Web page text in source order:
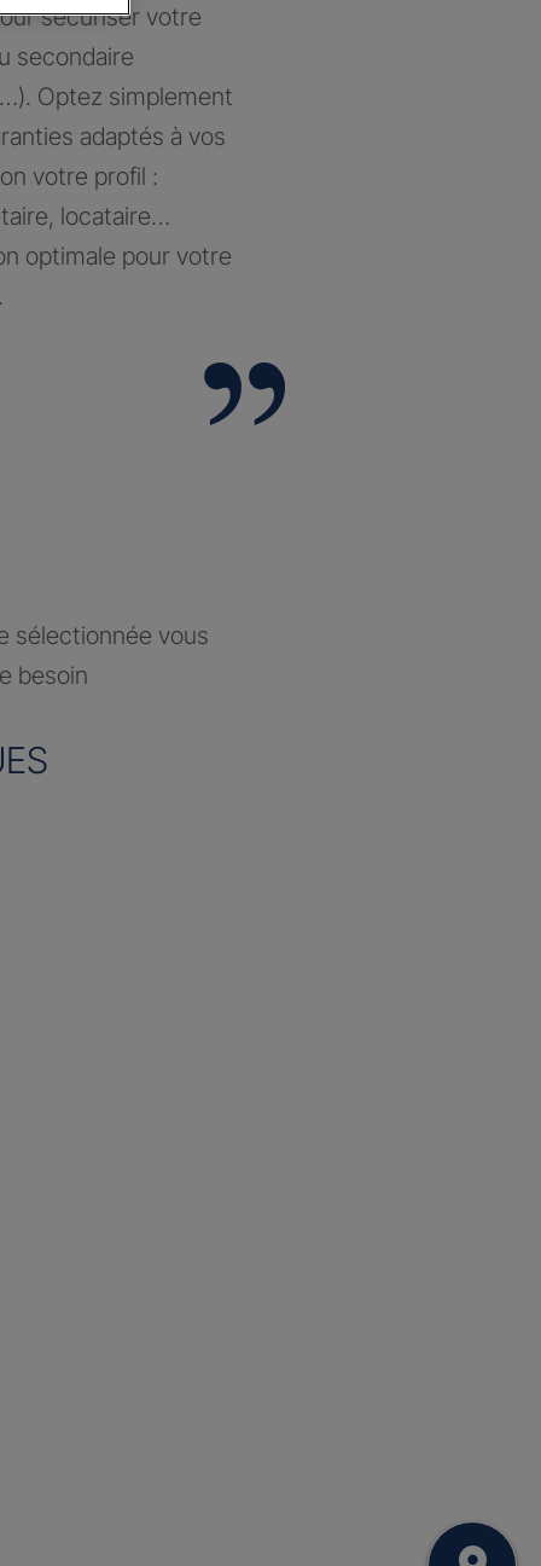
sécuriser votre
secondaire
Optez simplement
adaptés à vos
votre profil :
locataire…
optimale pour votre
sélectionnée vous
besoin